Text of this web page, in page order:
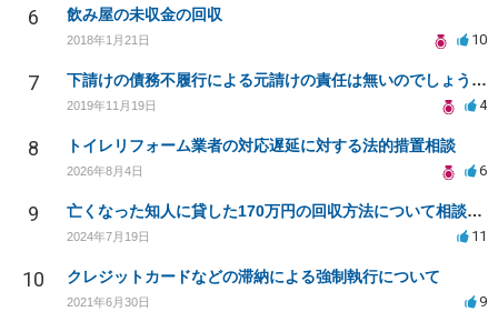
6 飲み屋の未収金の回収
2018年1月21日 10
7 下請けの債務不履行による元請けの責任は無いのでしょうか？
2019年11月19日 4
8 トイレリフォーム業者の対応遅延に対する法的措置相談
2026年8月4日 6
9 亡くなった知人に貸した170万円の回収方法について相談したい
2024年7月19日 11
10 クレジットカードなどの滞納による強制執行について
2021年6月30日 9